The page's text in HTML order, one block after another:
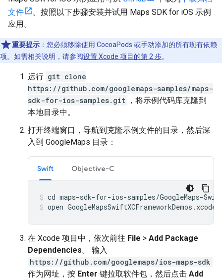
文件
。按照以下步骤安装并试用 Maps SDK for iOS 示例
应用。
重要提示 ：您必须移除使用 CocoaPods 或手动添加的所有现有依赖
项。如需相关说明，请参阅设置 Xcode 项目的第 2 步。
运行 git clone
https://github.com/googlemaps-samples/maps-
sdk-for-ios-samples.git ，将示例代码库克隆到
本地目录中。
打开终端窗口，导航到克隆示例文件的目录，然后深
入到 GoogleMaps 目录：
Swift Objective-C
open
在 Xcode 项目中，依次前往 File > Add Package
Dependencies。 输入
https://github.com/googlemaps/ios-maps-sdk
作为网址，按 Enter 键拉取软件包，然后点击 Add